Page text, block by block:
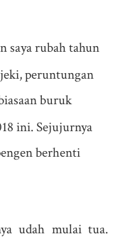
saya rubah tahun
peruntungan
buruk
ini. Sejujurnya
berhenti
udah mulai tua.